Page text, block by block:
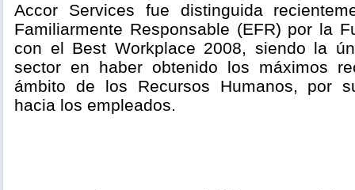
Accor Services fue distinguida
Familiarmente Responsable (EFR) por la
con el Best Workplace 2008, siendo la
sector en haber obtenido los máximos
ámbito de los Recursos Humanos, por
hacia los empleados.